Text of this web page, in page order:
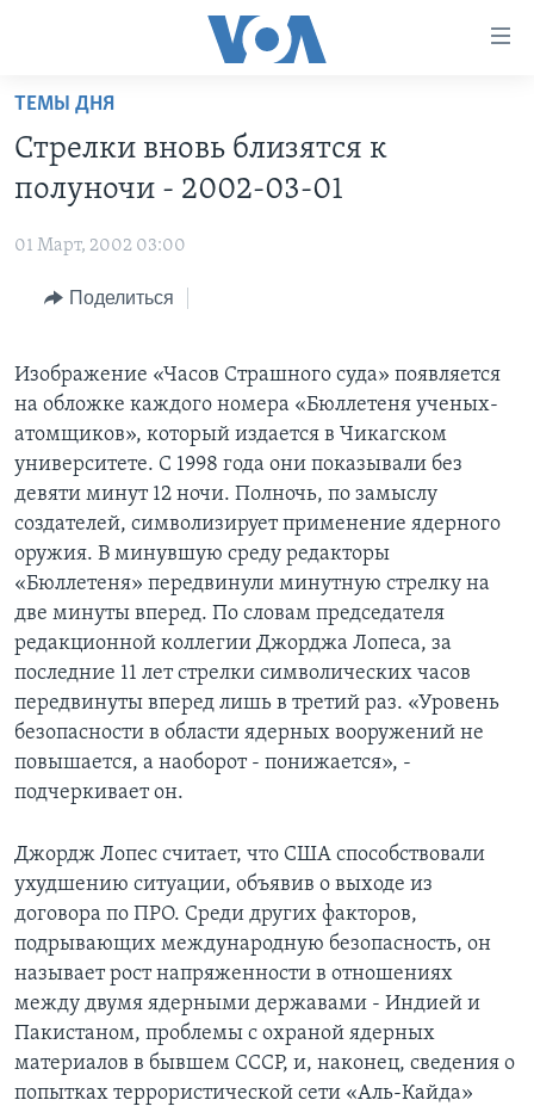
Перейти
основной
контент
Перейти
навигации
поиск
ПРОГРАММЫ
НОВОСТИ ЗА МИНУТУ
ИТОГИ
ДИСКУССИЯ VOA
ДЕТАЛИ
НЬЮ-ЙОРК NEW YORK
АМЕРИКА. БОЛЬШОЕ ПУТЕШЕСТВИЕ
ПРОЕКТЫ
УЧИМ АНГЛИЙСКИЙ
НАША АМЕРИКАНСКАЯ ИСТОРИЯ
АРТЕФАКТЫ
АМЕРИКАНСКИЕ ГОРОДКИ
ТЕСТЫ
ЭКСПЕРТИЗА
ИНТЕРВЬЮ
ЗА СВОБОДУ ПРЕССЫ
УЧИМ АНГЛИЙСКИЙ
ВИДЕО
ПОДПИСКА НА НОВОСТИ
Learning English
СОЦИАЛЬНЫЕ СЕТИ
Языки
ТЕМЫ ДНЯ
Стрелки вновь близятся к
полуночи - 2002-03-01
01 Март, 2002 03:00
Поделиться
Изображение «Часов Страшного суда» появляется
на обложке каждого номера «Бюллетеня ученых-
атомщиков», который издается в Чикагском
университете. С 1998 года они показывали без
девяти минут 12 ночи. Полночь, по замыслу
создателей, символизирует применение ядерного
оружия. В минувшую среду редакторы
«Бюллетеня» передвинули минутную стрелку на
две минуты вперед. По словам председателя
редакционной коллегии Джорджа Лопеса, за
последние 11 лет стрелки символических часов
передвинуты вперед лишь в третий раз. «Уровень
безопасности в области ядерных вооружений не
повышается, а наоборот - понижается», -
подчеркивает он.
Джордж Лопес считает, что США способствовали
ухудшению ситуации, объявив о выходе из
договора по ПРО. Среди других факторов,
подрывающих международную безопасность, он
называет рост напряженности в отношениях
между двумя ядерными державами - Индией и
Пакистаном, проблемы с охраной ядерных
материалов в бывшем СССР, и, наконец, сведения о
попытках террористической сети «Аль-Кайда»